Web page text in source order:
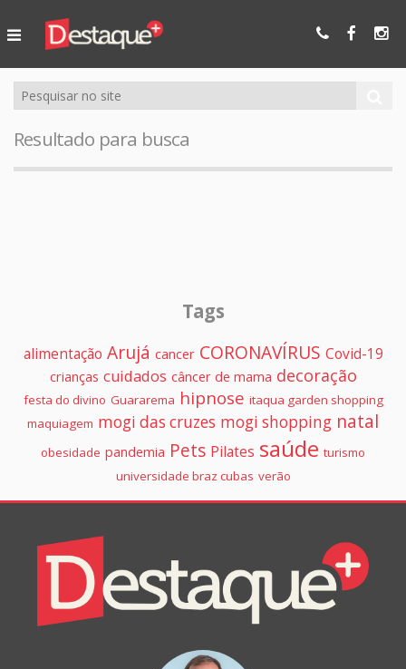
Online
Resultado para busca
Tags
alimentação Arujá cancer CORONAVÍRUS Covid-19
crianças cuidados câncer de mama decoração
festa do divino Guararema hipnose itaqua garden shopping
maquiagem mogi das cruzes mogi shopping natal
obesidade pandemia Pets Pilates saúde turismo
universidade braz cubas verão
Colunistas
Destaque+
Online